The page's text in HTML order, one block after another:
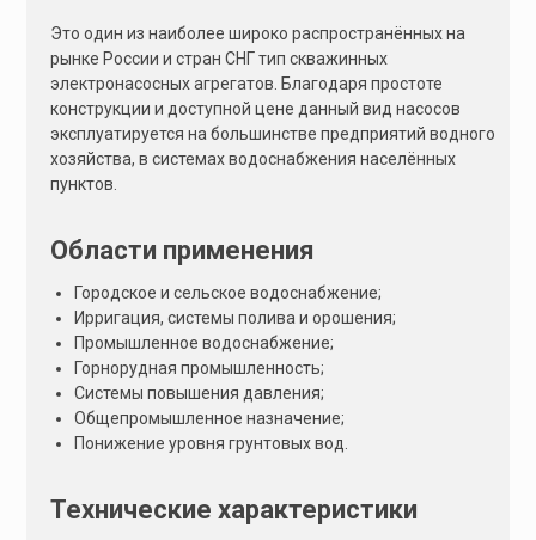
Это один из наиболее широко распространённых на
рынке России и стран СНГ тип скважинных
электронасосных агрегатов. Благодаря простоте
конструкции и доступной цене данный вид насосов
эксплуатируется на большинстве предприятий водного
хозяйства, в системах водоснабжения населённых
пунктов.
Области применения
Городское и сельское водоснабжение;
Ирригация, системы полива и орошения;
Промышленное водоснабжение;
Горнорудная промышленность;
Системы повышения давления;
Общепромышленное назначение;
Понижение уровня грунтовых вод.
Технические характеристики